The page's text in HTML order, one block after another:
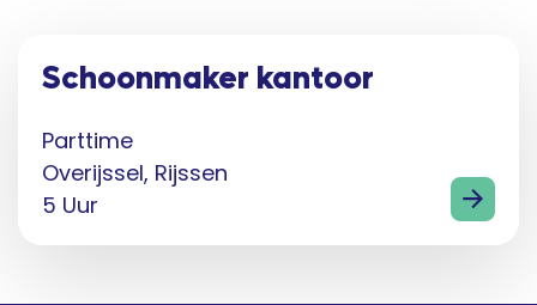
Schoonmaker kantoor
Parttime
Overijssel, Rijssen
5 Uur